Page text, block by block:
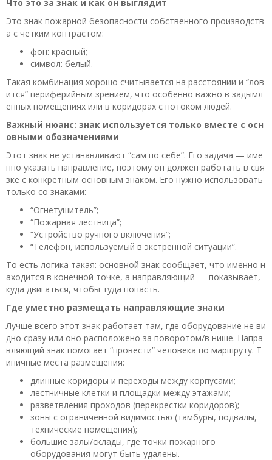
Что это за знак и как он выглядит
Это знак пожарной безопасности собственного производств
а с четким контрастом:
фон: красный;
символ: белый.
Такая комбинация хорошо считывается на расстоянии и “лов
ится” периферийным зрением, что особенно важно в задымл
енных помещениях или в коридорах с потоком людей.
Важный нюанс: знак используется только вместе с осн
овными обозначениями
Этот знак не устанавливают “сам по себе”. Его задача — име
нно указать направление, поэтому он должен работать в свя
зке с конкретным основным знаком. Его нужно использовать
только со знаками:
“Огнетушитель”;
“Пожарная лестница”;
“Устройство ручного включения”;
“Телефон, используемый в экстренной ситуации”.
То есть логика такая: основной знак сообщает, что именно н
аходится в конечной точке, а направляющий — показывает,
куда двигаться, чтобы туда попасть.
Где уместно размещать направляющие знаки
Лучше всего этот знак работает там, где оборудование не ви
дно сразу или оно расположено за поворотом/в нише. Напра
вляющий знак помогает “провести” человека по маршруту. Т
ипичные места размещения:
длинные коридоры и переходы между корпусами;
лестничные клетки и площадки между этажами;
разветвления проходов (перекрестки коридоров);
зоны с ограниченной видимостью (тамбуры, подвалы,
технические помещения);
большие залы/склады, где точки пожарного
оборудования могут быть удалены.